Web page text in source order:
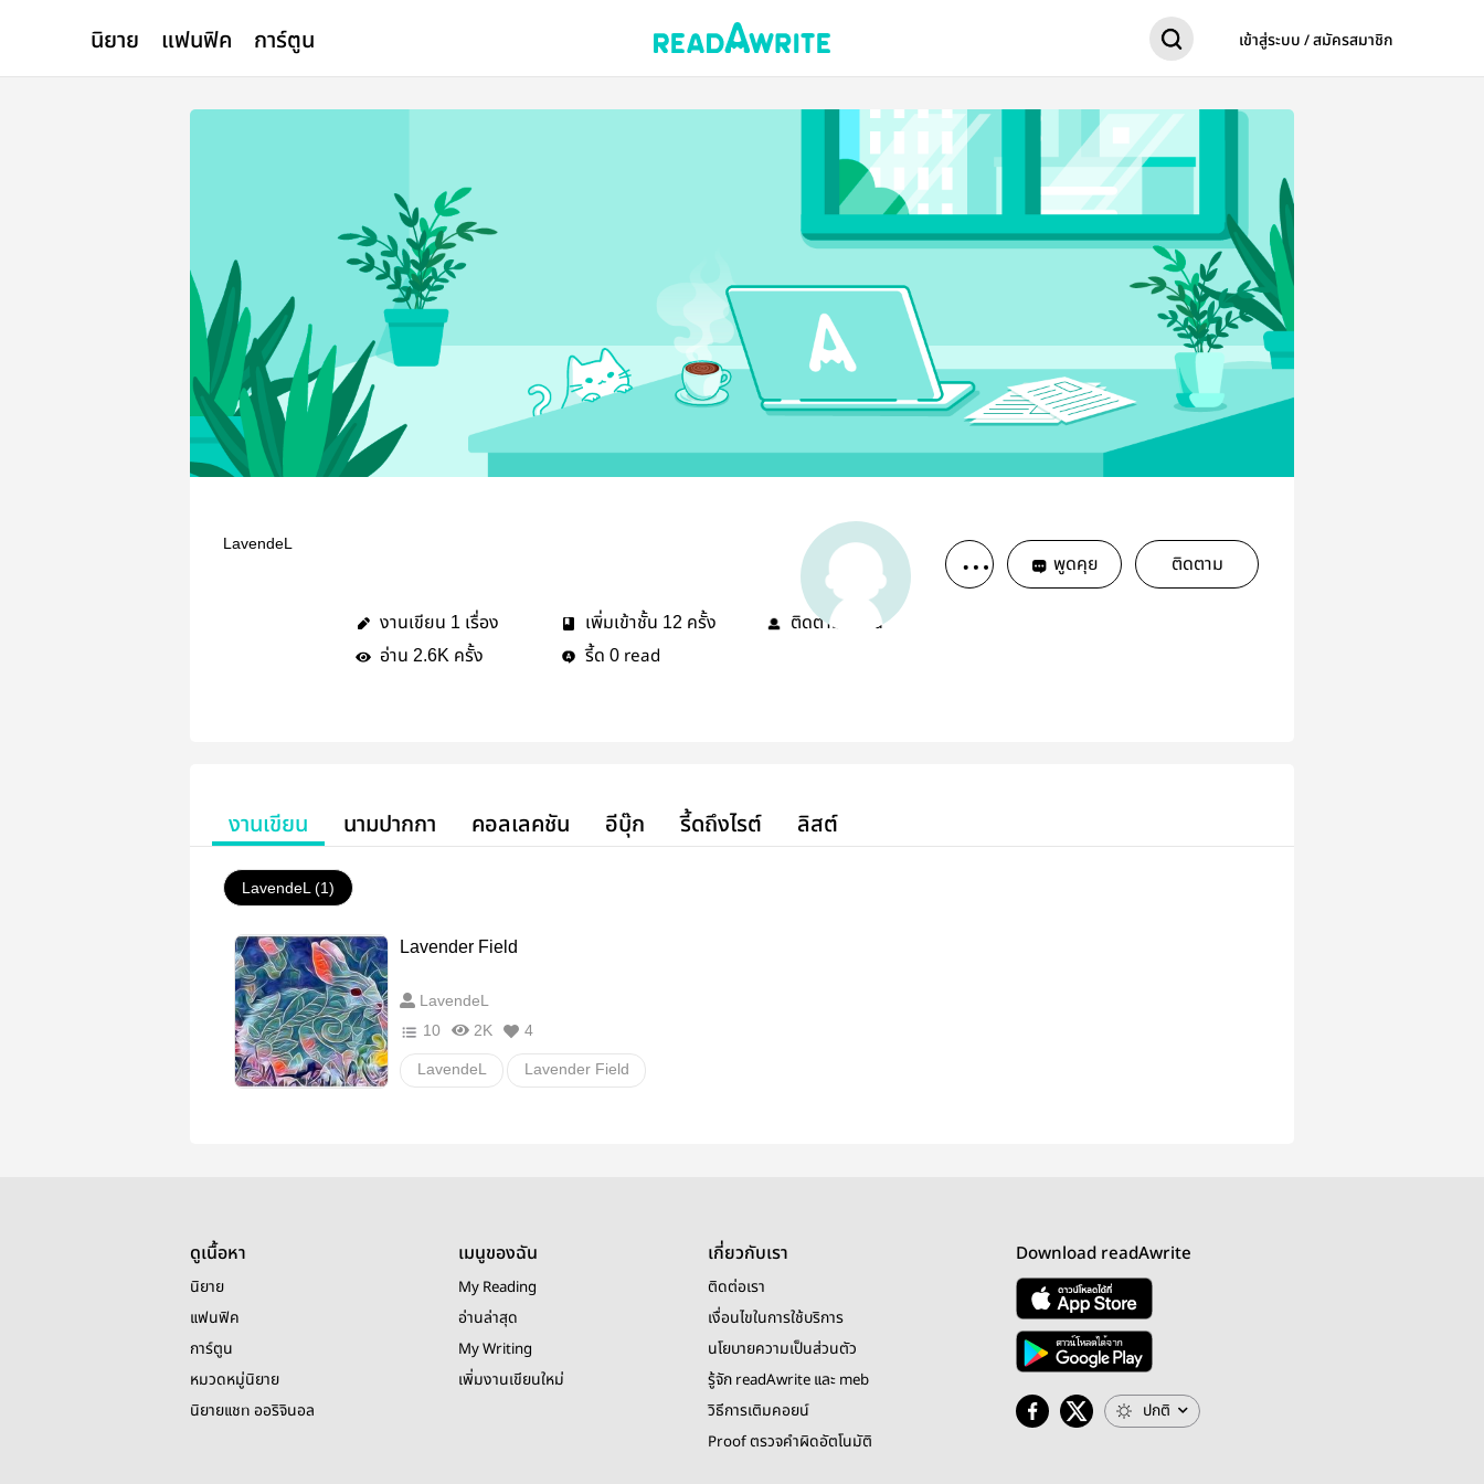
นิยาย แฟนฟิค การ์ตูน เข้าสู่ระบบ / สมัครสมาชิก
LavendeL
พูดคุย ติดตาม
งานเขียน 1 เรื่อง เพิ่มเข้าชั้น 12 ครั้ง ติดตาม
คน
อ่าน 2.6K ครั้ง รี้ด 0 read
งานเขียน นามปากกา คอลเลคชัน อีบุ๊ก รี้ดถึงไรต์ ลิสต์
LavendeL (1)
Lavender Field
LavendeL
10
2K 4
LavendeL Lavender Field
ดูเนื้อหา
นิยาย
แฟนฟิค
การ์ตูน
หมวดหมู่นิยาย
นิยายแชท ออริจินอล
เมนูของฉัน
My Reading
อ่านล่าสุด
My Writing
เพิ่มงานเขียนใหม่
เกี่ยวกับเรา
ติดต่อเรา
เงื่อนไขในการใช้บริการ
นโยบายความเป็นส่วนตัว
รู้จัก readAwrite และ meb
วิธีการเติมคอยน์
Proof ตรวจคำผิดอัตโนมัติ
Download readAwrite
ปกติ